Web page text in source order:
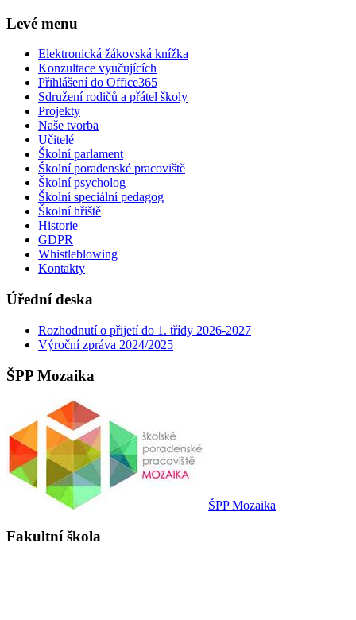
Levé menu
Elektronická žákovská knížka
Konzultace vyučujících
Přihlášení do Office365
Sdružení rodičů a přátel školy
Projekty
Naše tvorba
Učitelé
Školní parlament
Školní poradenské pracoviště
Školní psycholog
Školní speciální pedagog
Školní hřiště
Historie
GDPR
Whistleblowing
Kontakty
Úřední deska
Rozhodnutí o přijetí do 1. třídy 2026-2027
Výroční zpráva 2024/2025
ŠPP Mozaika
ŠPP Mozaika
Fakultní škola